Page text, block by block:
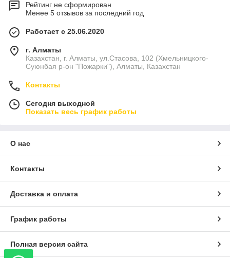
Рейтинг не сформирован
Менее 5 отзывов за последний год
Работает с 25.06.2020
г. Алматы
Казахстан, г. Алматы, ул.Стасова, 102 (Хмельницкого-
Суюнбая р-он "Пожарки"), Алматы, Казахстан
Контакты
Сегодня выходной
Показать весь график работы
О нас
Контакты
Доставка и оплата
График работы
Полная версия сайта